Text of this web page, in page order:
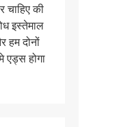
की
इस्तेमाल
दोनों
एड्स होगा